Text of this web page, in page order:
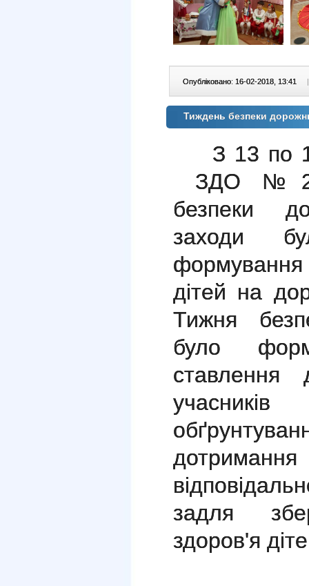
Опубліковано: 16-02-2018, 13:41 |
Тиждень безпеки
З 13 по
ЗДО №27
безпеки
заходи
дітей на
Тижня
було
задля
здоров'я